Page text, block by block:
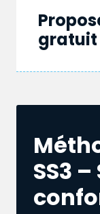
gratuit
SS3